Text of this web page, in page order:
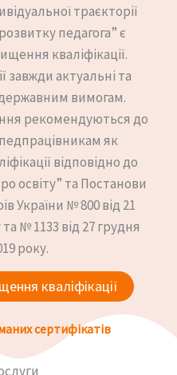
траєкторії
педагога” є
кваліфікації.
завжди актуальні та
вимогам.
рекомендуються до
як
відповідно до
освіту” та Постанови
України № 800 від 21
№ 1133 від 27 грудня
року.
кваліфікації
сертифікатів